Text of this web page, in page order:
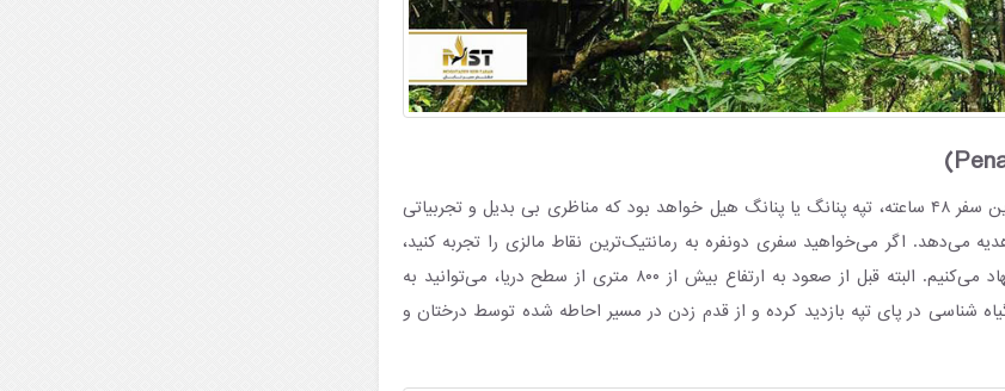
مکان بعدی برای بازدید در این سفر ۴۸ ساعته، تپه پنانگ یا پنانگ هیل خواهد بود که مناظری بی بدیل و تجربیاتی
می‌دهد. اگر می‌خواهید سفری دونفره به رمانتیک‌ترین نقاط مالزی را تجربه کنید،
رسیدن به این نقطه را پیشنهاد می‌کنیم. البته قبل از صعود به ارتفاع بیش از ۸۰۰ متری از سطح دریا، می‌توانید به
شناسی در پای تپه بازدید کرده و از قدم زدن در مسیر احاطه شده توسط درختان و